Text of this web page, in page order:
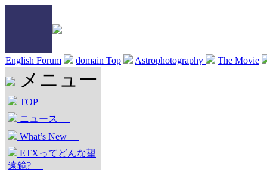
English Forum domain Top Astrophotography The Movie
メニュー
TOP
ニュース
What’s New
ETXってどんな望
遠鏡?